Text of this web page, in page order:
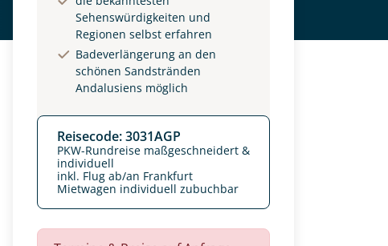
Sehenswürdigkeiten und
Regionen selbst erfahren
Badeverlängerung an den
schönen Sandstränden
Andalusiens möglich
Reisecode: 3031AGP
PKW-Rundreise maßgeschneidert &
individuell
inkl. Flug ab/an Frankfurt
Mietwagen individuell zubuchbar